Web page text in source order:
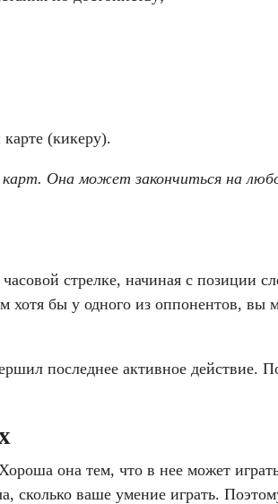
(кикеру).
Она может закончиться на
стрелке, начиная с позиции
бы у одного из оппонентов, вы
последнее активное действие.
она тем, что в нее может
сколько ваше умение играть.